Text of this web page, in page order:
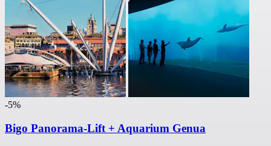
-5%
Bigo Panorama-Lift + Aquarium Genua